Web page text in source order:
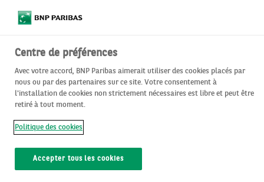
Les solutionspour faire grandir votre épargne
Il n'y a pas de petits versements quand il s'agit de faire
grandir vos économies pour financer vos projets tout au
long de votre vie.
​Découvrez comment alimenter votre épargne, seul ou
Centre de préférences
Avec votre accord, BNP Paribas aimerait utiliser des cookies placés par
nous ou par des partenaires sur ce site. Votre consentement à
l'installation de cookies non strictement nécessaires est libre et peut être
retiré à tout moment.
Politique des cookies
Accepter tous les cookies